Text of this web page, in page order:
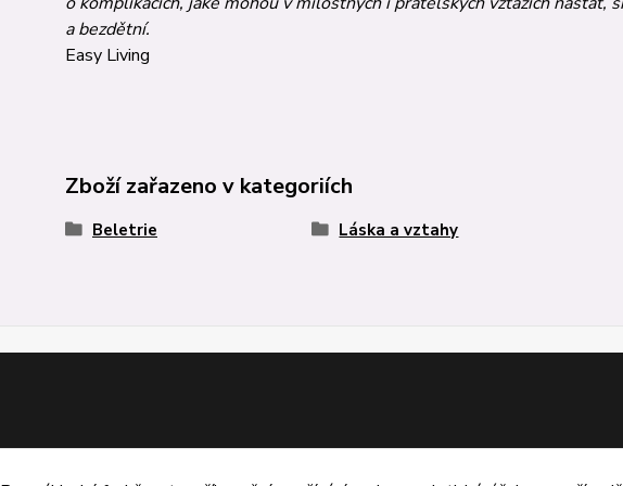
a bez­dětní.
Easy Living
Zboží zařazeno v kategoriích
Beletrie Láska a vztahy